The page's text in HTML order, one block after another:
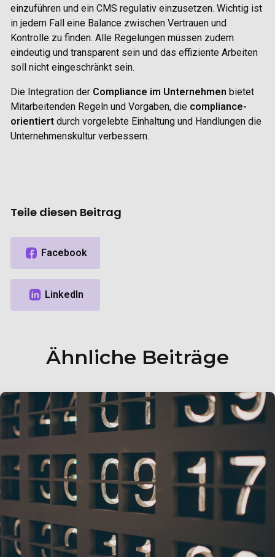
einzuführen und ein CMS regulativ einzusetzen. Wichtig ist
in jedem Fall eine Balance zwischen Vertrauen und
Kontrolle zu finden. Alle Regelungen müssen zudem
eindeutig und transparent sein und das effiziente Arbeiten
soll nicht eingeschränkt sein.
Die Integration der Compliance im Unternehmen bietet
Mitarbeitenden Regeln und Vorgaben, die compliance-
orientiert durch vorgelebte Einhaltung und Handlungen die
Unternehmenskultur verbessern.
Teile diesen Beitrag
Ähnliche Beiträge